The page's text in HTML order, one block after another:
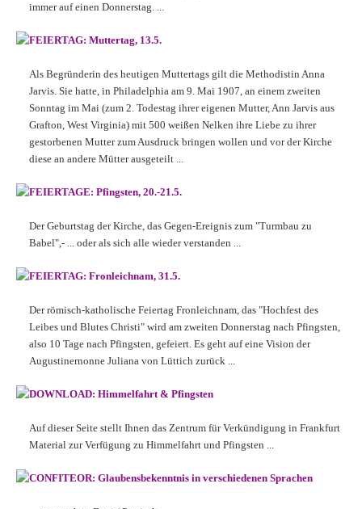
immer auf einen Donnerstag. ...
FEIERTAG: Muttertag, 13.5.
Als Begründerin des heutigen Muttertags gilt die Methodistin Anna
Jarvis. Sie hatte, in Philadelphia am 9. Mai 1907, an einem zweiten
Sonntag im Mai (zum 2. Todestag ihrer eigenen Mutter, Ann Jarvis aus
Grafton, West Virginia) mit 500 weißen Nelken ihre Liebe zu ihrer
gestorbenen Mutter zum Ausdruck bringen wollen und vor der Kirche
diese an andere Mütter ausgeteilt ...
FEIERTAGE: Pfingsten, 20.-21.5.
Der Geburtstag der Kirche, das Gegen-Ereignis zum "Turmbau zu
Babel",- ... oder als sich alle wieder verstanden ...
FEIERTAG: Fronleichnam, 31.5.
Der römisch-katholische Feiertag Fronleichnam, das "Hochfest des
Leibes und Blutes Christi" wird am zweiten Donnerstag nach Pfingsten,
also 10 Tage nach Pfingsten, gefeiert. Es geht auf eine Vision der
Augustinernonne Juliana von Lüttich zurück ...
DOWNLOAD: Himmelfahrt & Pfingsten
Auf dieser Seite stellt Ihnen das Zentrum für Verkündigung in Frankfurt
Material zur Verfügung zu Himmelfahrt und Pfingsten ...
CONFITEOR: Glaubensbekenntnis in verschiedenen Sprachen